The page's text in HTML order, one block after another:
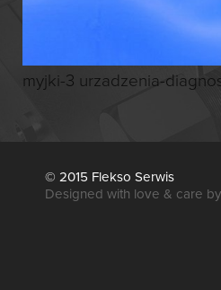
myjki-3 urzadzenia-
© 2015 Flekso Serwis
Designed with love & care by